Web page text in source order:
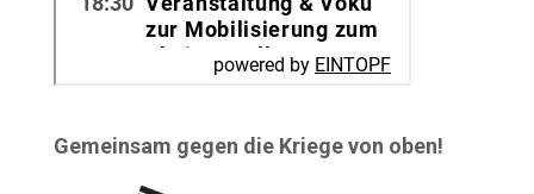
Gemeinsam gegen die Kriege von oben!